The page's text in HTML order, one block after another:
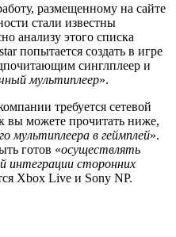
размещенному на сайте
стали известны
анализу этого списка
попытается создать в игре
синглплеер и
мультиплеер».
требуется сетевой
вы можете прочитать ниже,
мультиплеера в геймплей».
готов «осуществлять
интеграции сторонних
Xbox Live и Sony NP.